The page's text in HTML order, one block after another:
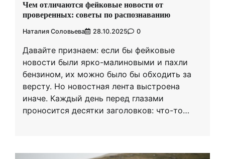
Чем отличаются фейковые новости от
проверенных: советы по распознаванию
Наталия Соловьева 28.10.2025 0
Давайте признаем: если бы фейковые
новости были ярко-малиновыми и пахли
бензином, их можно было бы обходить за
версту. Но новостная лента выстроена
иначе. Каждый день перед глазами
проносится десятки заголовков: что-то…